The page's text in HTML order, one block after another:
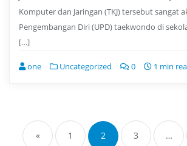
Komputer dan Jaringan (TKJ) tersebut sangat
Pengembangan Diri (UPD) taekwondo di
[…]
one Uncategorized 0 1 min
navigation
« 1 2 3 …